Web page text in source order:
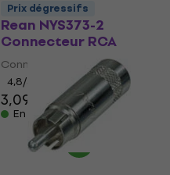
Rean NYS373-2
Connecteur RCA
Connecteur RCA
4,8/5
3,09 €
En stock
Prix dégressifs